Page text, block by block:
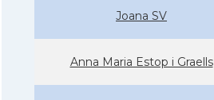
Joana SV
Anna Maria Estop i Graells